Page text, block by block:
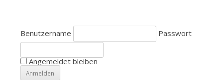
a
h
Benutzername Passwort
Angemeldet bleiben